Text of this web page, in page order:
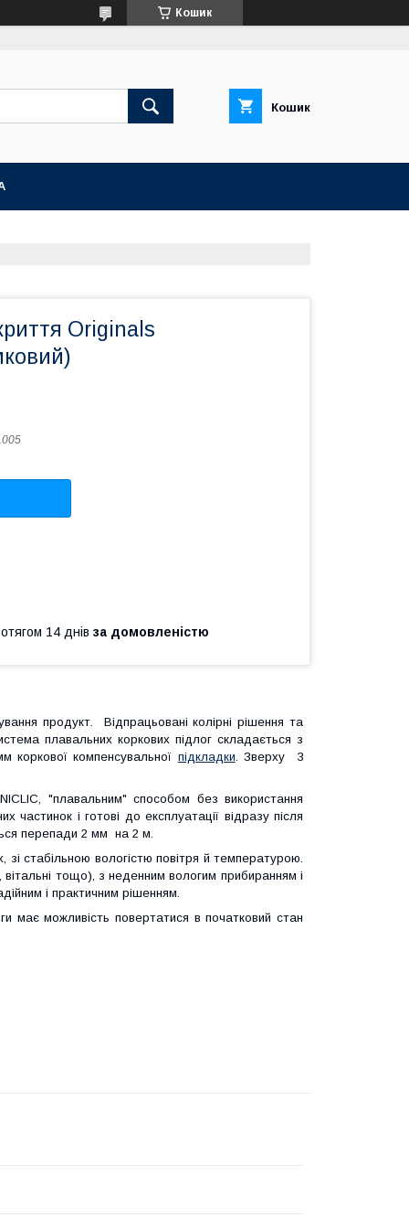
Кошик
Кошик
Originals
14 днів за домовленістю
продукт. Відпрацьовані колірні рішення та
плавальних коркових підлог складається з
коркової компенсувальної підкладки . Зверху 3
"плавальним" способом без використання
частинок і готові до експлуатації відразу після
перепади 2 мм на 2 м.
зі стабільною вологістю повітря й температурою.
тощо), з неденним вологим прибиранням і
і практичним рішенням.
має можливість повертатися в початковий стан